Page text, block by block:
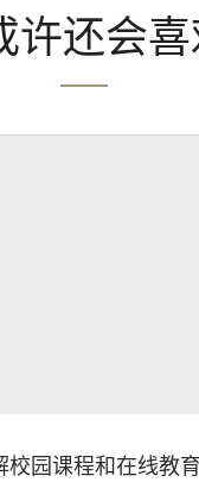
许还会喜
校园课程和在线教育